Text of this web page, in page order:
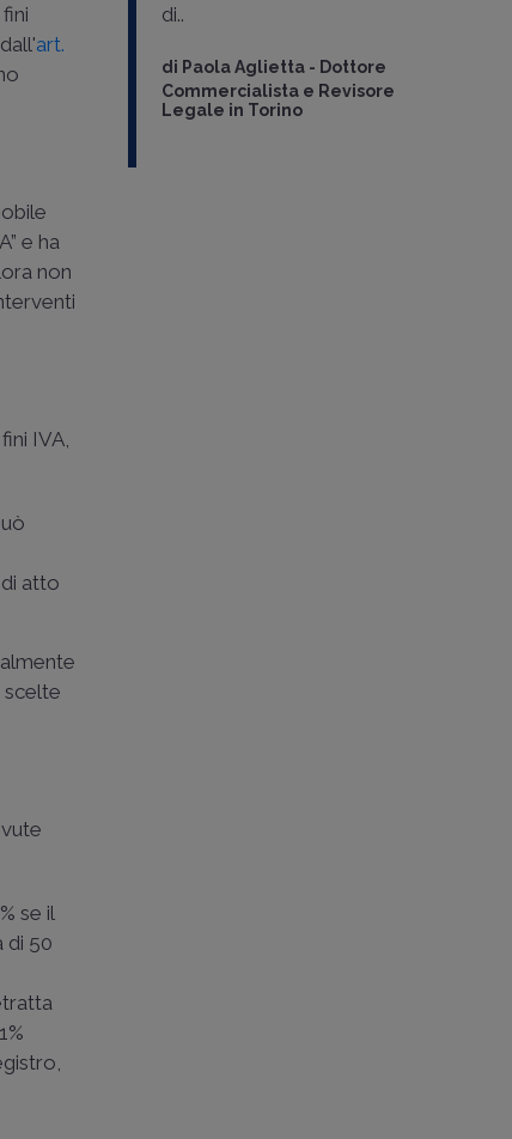
art.
e ha
non
IVA,
atto
scelte
se il
di 50
di..
di Paola Aglietta - Dottore
Commercialista e Revisore
Legale in Torino